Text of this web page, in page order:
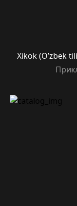
Xikok (O’zbek